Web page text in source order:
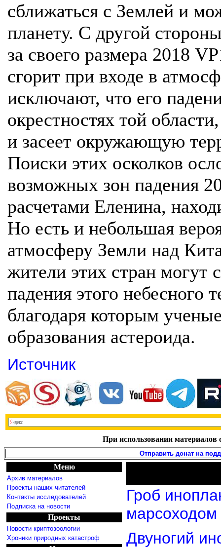
сближаться с Землей и
планету. С другой
за своего размера 2018
сгорит при входе в
исключают, что его
окрестностях той
и засеет окружающую
Поиски этих осколков
возможных зон падения
расчетами Еленина,
Но есть и небольшая
атмосферу Земли над
жители этих стран могут
падения этого небесного
благодаря которым
образования астероида.
Источник
При использовании материалов
Отправить донат на
Меню
Архив материалов
Проекты наших читателей
Контакты исследователей
Подписка на новости
Проекты
Новости криптозоологии
Хроники природных катастроф
Гроб
марсоходом
Двуногий